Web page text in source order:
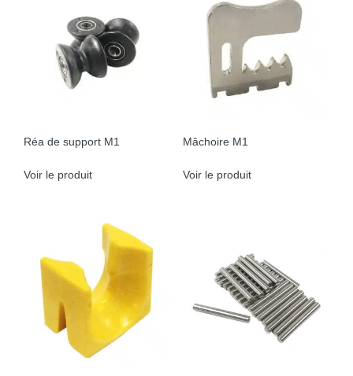
Réa de support M1
Voir le produit
Mâchoire M1
Voir le produit